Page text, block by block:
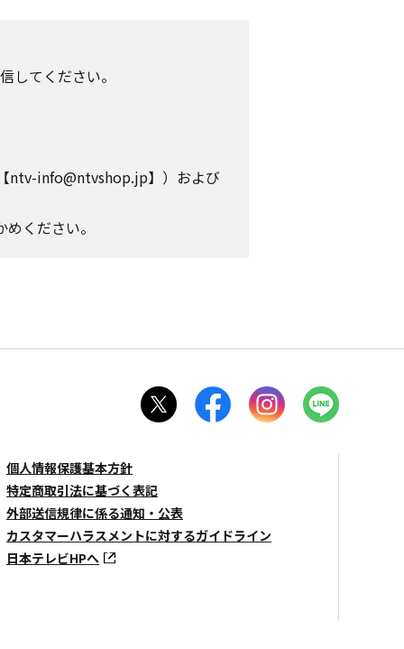
してください。
ntv-info@ntvshop.jp】）および
ください。
個人情報保護基本方針
特定商取引法に基づく表記
外部送信規律に係る通知・公表
カスタマーハラスメントに対するガイドライン
日本テレビHPへ